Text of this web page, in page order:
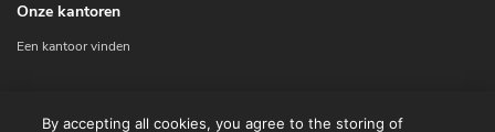
Onze kantoren
Een kantoor vinden
By accepting all cookies, you agree to the storing of